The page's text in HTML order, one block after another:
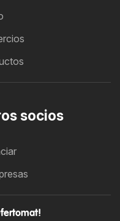
socios